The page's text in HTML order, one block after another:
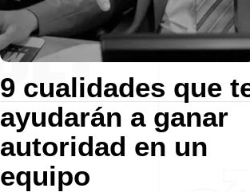
9 cualidades que
ayudarán a ganar
autoridad en un
equipo